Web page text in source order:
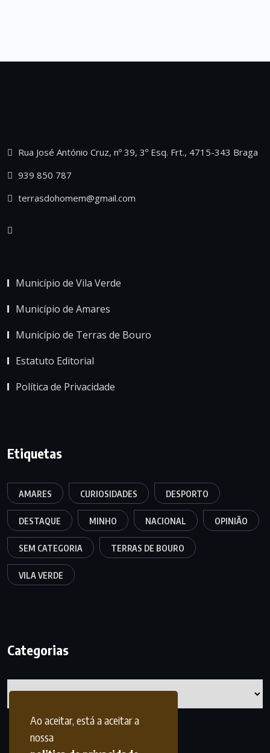
Ao aceitar, está a aceitar a
nossa
Rua José António Cruz, nº 39, 3º Esq. Frt., 4715-343 Braga
939 850 787
terrasdohomem@gmail.com
Município de Vila Verde
Município de Amares
Município de Terras de Bouro
Estatuto Editorial
Política de Privacidade
Etiquetas
AMARES CURIOSIDADES DESPORTO
DESTAQUE MINHO NACIONAL OPINIÃO
SEM CATEGORIA TERRAS DE BOURO
VILA VERDE
Categorias